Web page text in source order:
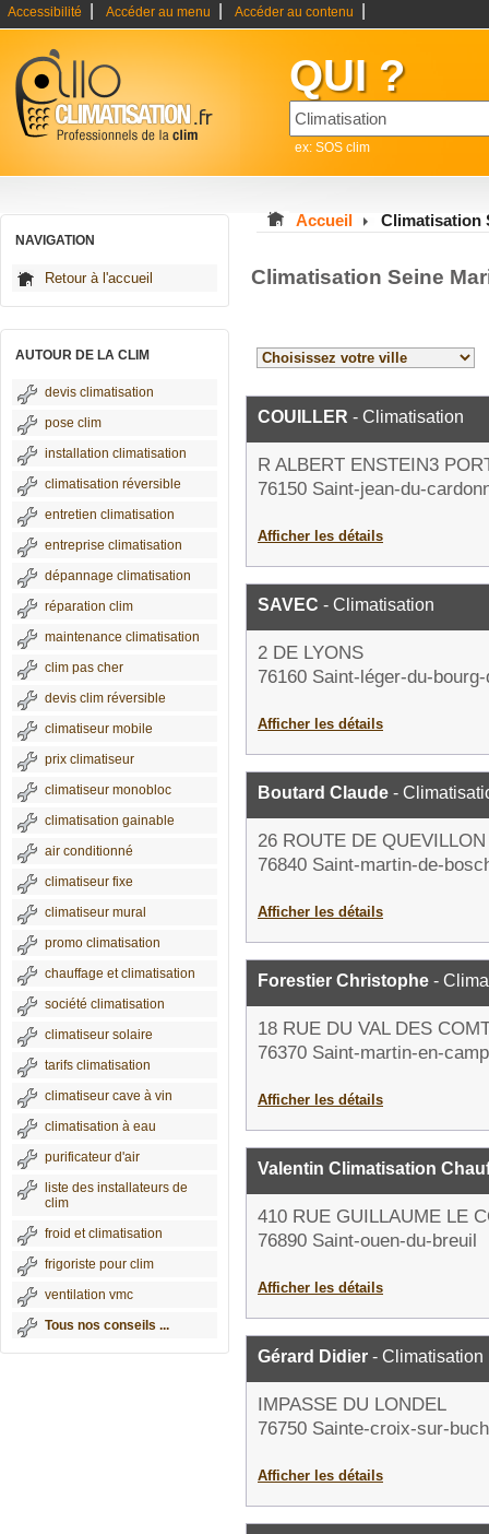
Accessibilité Accéder au menu Accéder au contenu
QUI ?
ex: SOS clim
NAVIGATION
Retour à l'accueil
AUTOUR DE LA CLIM
devis climatisation
pose clim
installation climatisation
climatisation réversible
entretien climatisation
entreprise climatisation
dépannage climatisation
réparation clim
maintenance climatisation
clim pas cher
devis clim réversible
climatiseur mobile
prix climatiseur
climatiseur monobloc
climatisation gainable
air conditionné
climatiseur fixe
climatiseur mural
promo climatisation
chauffage et climatisation
société climatisation
climatiseur solaire
tarifs climatisation
climatiseur cave à vin
climatisation à eau
purificateur d'air
liste des installateurs de
clim
froid et climatisation
frigoriste pour clim
ventilation vmc
Tous nos conseils ...
Accueil Climatisation
Climatisation Seine
COUILLER - Climatisation
R ALBERT ENSTEIN3
76150 Saint-jean-du-
Afficher les détails
SAVEC - Climatisation
2 DE LYONS
76160 Saint-léger-du-
Afficher les détails
Boutard Claude -
26 ROUTE DE QUEVILLON
76840 Saint-martin-de-
Afficher les détails
Forestier Christophe -
18 RUE DU VAL DES
76370 Saint-martin-en-
Afficher les détails
Valentin Climatisation
410 RUE GUILLAUME LE
76890 Saint-ouen-du-breuil
Afficher les détails
Gérard Didier - Climatisation
IMPASSE DU LONDEL
76750 Sainte-croix-sur-
Afficher les détails